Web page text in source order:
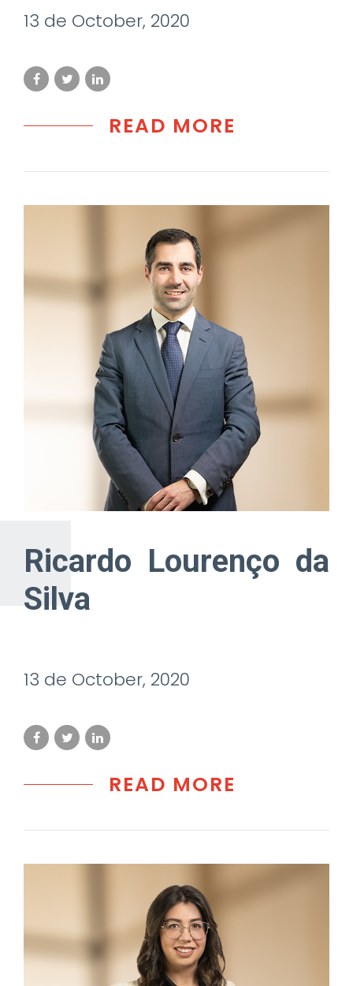
13 de October, 2020
READ MORE
Ricardo Lourenço da
Silva
13 de October, 2020
READ MORE